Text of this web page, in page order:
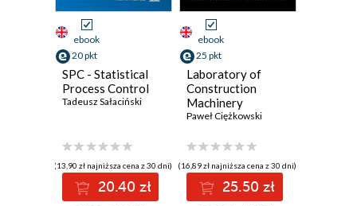
ebook
20 pkt
SPC - Statistical
Process Control
Tadeusz Sałaciński
(13,90 zł najniższa cena z 30 dni)
20.40 zł
ebook
25 pkt
Laboratory of
Construction
Machinery
Paweł Ciężkowski
(16,89 zł najniższa cena z 30 dni)
25.50 zł